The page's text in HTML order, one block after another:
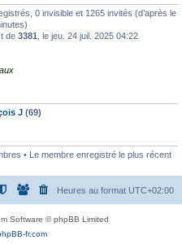
0 invisible et 1265 invités (d’après le
de 3381 , le jeu. 24 juil. 2025 04:22
J (69)
• Le membre enregistré le plus récent
Heures au format UTC+02:00
Software © phpBB Limited
fr.com